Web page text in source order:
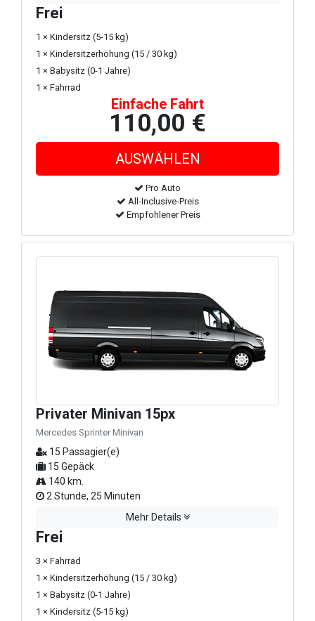
Frei
1 × Kindersitz (5-15 kg)
1 × Kindersitzerhöhung (15 / 30 kg)
1 × Babysitz (0-1 Jahre)
1 × Fahrrad
Einfache Fahrt
110,00 €
Pro Auto
All-Inclusive-Preis
Empfohlener Preis
Privater Minivan 15px
Mercedes Sprinter Minivan
15 Passagier(e)
15 Gepäck
140 km.
2 Stunde, 25 Minuten
Mehr Details
Frei
3 × Fahrrad
1 × Kindersitzerhöhung (15 / 30 kg)
1 × Babysitz (0-1 Jahre)
1 × Kindersitz (5-15 kg)